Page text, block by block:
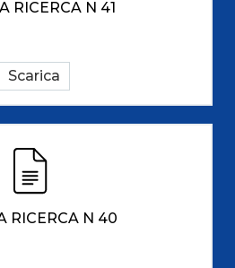
RICERCA N 41
Scarica
RICERCA N 40